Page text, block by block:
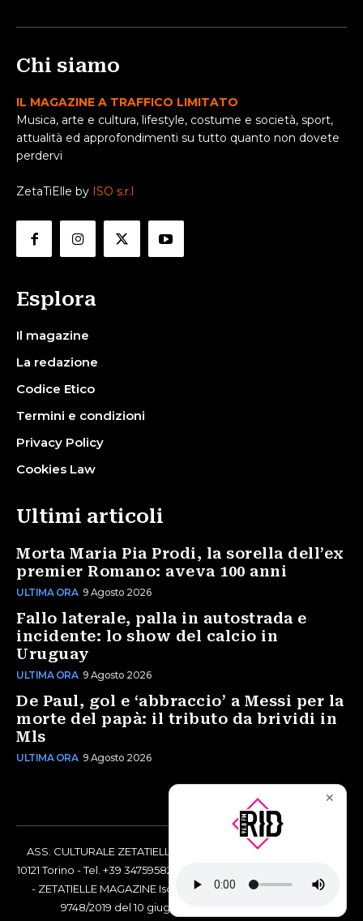
Chi siamo
IL MAGAZINE A TRAFFICO LIMITATO
Musica, arte e cultura, lifestyle, costume e società, sport,
attualità ed approfondimenti su tutto quanto non dovete
perdervi
ZetaTiElle by ISO s.r.l
Esplora
Il magazine
La redazione
Codice Etico
Termini e condizioni
Privacy Policy
Cookies Law
Ultimi articoli
Morta Maria Pia Prodi, la sorella dell’ex
premier Romano: aveva 100 anni
ULTIMA ORA 9 Agosto 2026
Fallo laterale, palla in autostrada e
incidente: lo show del calcio in
Uruguay
ULTIMA ORA 9 Agosto 2026
De Paul, gol e ‘abbraccio’ a Messi per la
morte del papà: il tributo da brividi in
Mls
ULTIMA ORA 9 Agosto 2026
ASS. CULTURALE ZETATIELLE OFF via Vittorio Amedeo II, 21 -
10121 Torino - Tel. +39 3475958238 - Codice Fiscale 97883690014
- ZETATIELLE MAGAZINE Iscrizione al Tribunale di Torino n°
9748/2019 del 10 giugno 2019 - RG n. 16073/2019
✕